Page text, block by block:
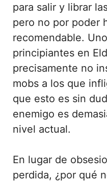
para salir y librar
pero no por poder
recomendable.
principiantes en
precisamente no
mobs a los que
que esto es sin
enemigo es
nivel actual.
En lugar de
perdida, ¿por qué